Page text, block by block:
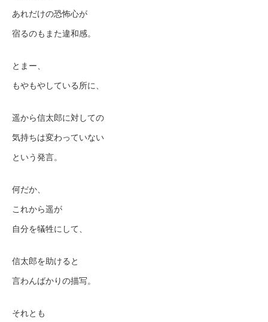
あれだけの恐怖心が
宿るのもまた違和感。
とまー、
もやもやしている所に、
遥から信太郎に対しての
気持ちは変わっていない
という発言。
何だか、
これから遥が
自分を犠牲にして、
信太郎を助けると
言わんばかりの描写。
それとも